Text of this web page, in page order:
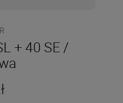
+ 40 SE /